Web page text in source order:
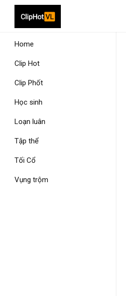
Home
Clip Hot
Clip Phốt
Học sinh
Loạn luân
Tập thể
Tối Cổ
Vụng trộm